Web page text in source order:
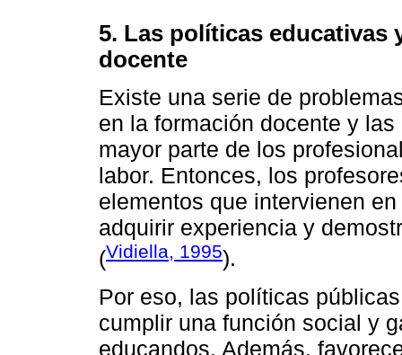
5. Las políticas educativas
docente
Existe una serie de
en la formación docente y
mayor parte de los
labor. Entonces, los
elementos que intervienen
adquirir experiencia y
(Vidiella, 1995).
Por eso, las políticas
cumplir una función social y
educandos. Además,